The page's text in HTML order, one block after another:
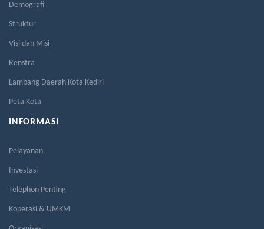
Demografi
Struktur
Visi dan Misi
Renstra
Lambang Daerah Kota Kediri
Peta Kota
INFORMASI
Pelayanan
Investasi
Telephon Penting
Koperasi & UMKM